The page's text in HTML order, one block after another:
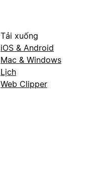
Tải xuống
iOS & Android
Mac & Windows
Lịch
Web Clipper